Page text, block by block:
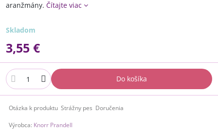
aranžmány. Čítajte viac
Skladom
3,55 €
Do košíka
Otázka k produktu Strážny pes Doručenia
Výrobca: Knorr Prandell